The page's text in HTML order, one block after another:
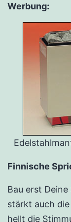
Werbung:
Finnische
Bau erst Deine
stärkt auch
hellt die